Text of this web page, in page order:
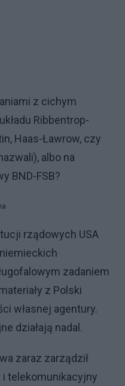
z cichym
Ribbentrop-
Haas-Ławrow, czy
albo na
BND-FSB?
rządowych USA
zadaniem
z Polski
własnej agentury.
działają nadal.
zaraz zarządził
telekomunikacyjny